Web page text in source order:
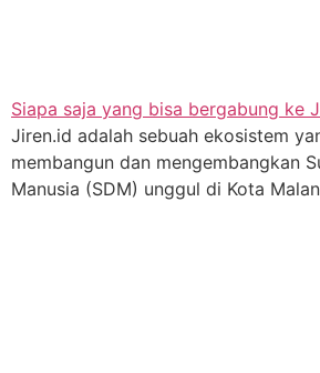
Siapa saja yang bisa bergabung ke
Jiren.id adalah sebuah ekosistem
membangun dan mengembangkan
Manusia (SDM) unggul di Kota